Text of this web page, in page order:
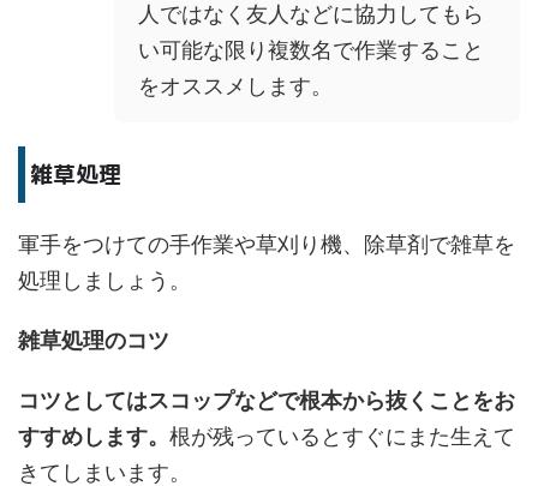
人ではなく友人などに協力してもら
い可能な限り複数名で作業すること
をオススメします。
雑草処理
軍手をつけての手作業や草刈り機、除草剤で雑草を
処理しましょう。
雑草処理のコツ
コツとしてはスコップなどで根本から抜くことをお
すすめします。 根が残っているとすぐにまた生えて
きてしまいます。